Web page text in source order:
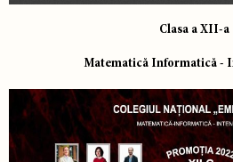
Clasa a XII-a
Matematică Informatică -